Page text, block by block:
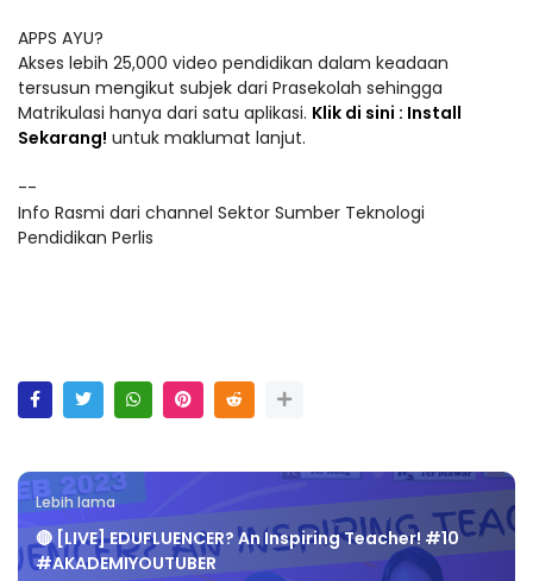
APPS AYU?
Akses lebih 25,000 video pendidikan dalam keadaan
tersusun mengikut subjek dari Prasekolah sehingga
Matrikulasi hanya dari satu aplikasi. Klik di sini : Install
Sekarang! untuk maklumat lanjut.
--
Info Rasmi dari channel Sektor Sumber Teknologi
Pendidikan Perlis
Lebih lama
🔴 [LIVE] EDUFLUENCER? An Inspiring Teacher! #10
#AKADEMIYOUTUBER